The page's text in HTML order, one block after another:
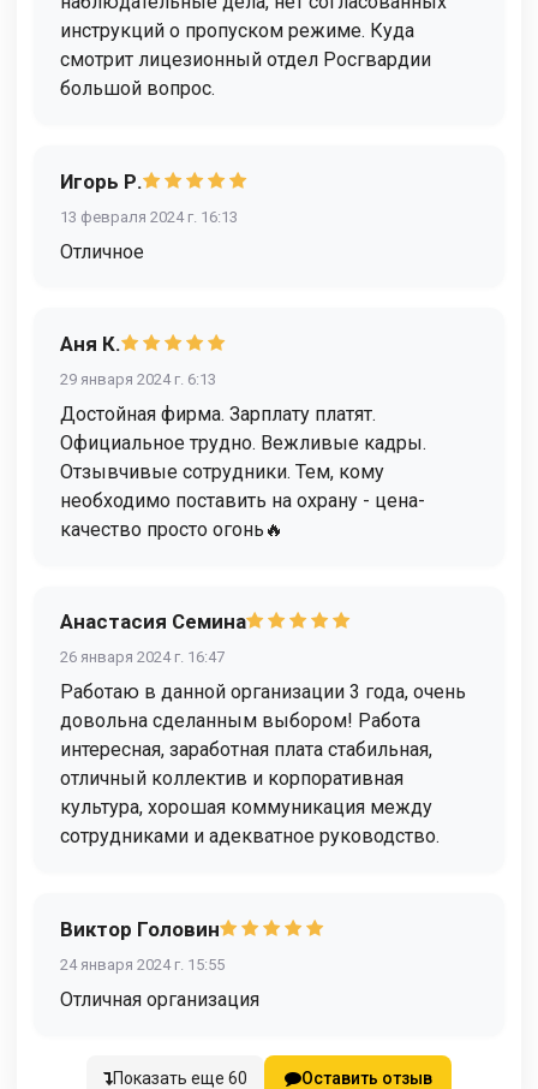
инструкций о пропуском режиме. Куда
смотрит лицезионный отдел Росгвардии
большой вопрос.
Игорь Р.
13 февраля 2024 г. 16:13
Отличное
Аня К.
29 января 2024 г. 6:13
Достойная фирма. Зарплату платят.
Официальное трудно. Вежливые кадры.
Отзывчивые сотрудники. Тем, кому
необходимо поставить на охрану - цена-
качество просто огонь🔥
Анастасия Семина
26 января 2024 г. 16:47
Работаю в данной организации 3 года, очень
довольна сделанным выбором! Работа
интересная, заработная плата стабильная,
отличный коллектив и корпоративная
культура, хорошая коммуникация между
сотрудниками и адекватное руководство.
Виктор Головин
24 января 2024 г. 15:55
Отличная организация
Показать еще 60 Оставить отзыв